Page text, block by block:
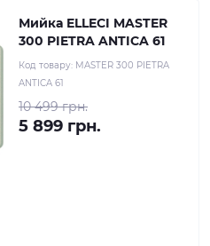
Мийка ELLECI MASTER
300 PIETRA ANTICA 61
Код товару: MASTER 300 PIETRA
ANTICA 61
10 499 грн.
5 899 грн.